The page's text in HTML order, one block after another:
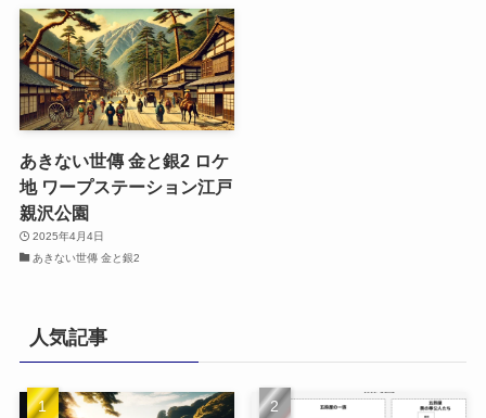
あきない世傳 金と銀2 ロケ
地 ワープステーション江戸
親沢公園
2025年4月4日
あきない世傳 金と銀2
人気記事